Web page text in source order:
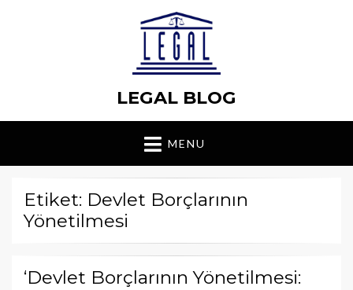
LEGAL BLOG
MENU
Etiket: Devlet Borçlarının
Yönetilmesi
‘Devlet Borçlarının Yönetilmesi: